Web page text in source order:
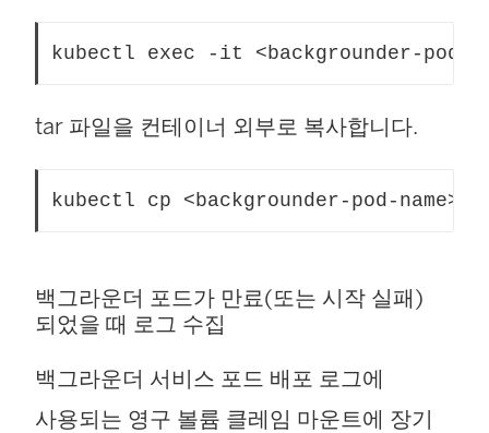
kubectl exec -it <backgrounder-
tar 파일을 컨테이너 외부로 복사합니다.
kubectl cp <backgrounder-pod-
백그라운더 포드가 만료(또는 시작 실패)
되었을 때 로그 수집
백그라운더 서비스 포드 배포 로그에
사용되는 영구 볼륨 클레임 마운트에 장기